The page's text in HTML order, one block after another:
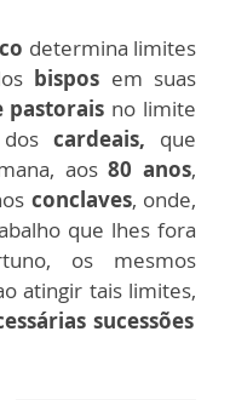
determina limites
bispos em suas
pastorais no limite
cardeais, que
aos80 anos,
conclaves, onde,
que lhes fora
os mesmos
atingir tais limites,
sucessões